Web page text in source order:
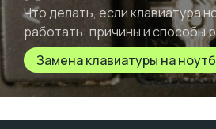
Что делать, если клавиатура
работать: причины и способы
Замена клавиатуры на